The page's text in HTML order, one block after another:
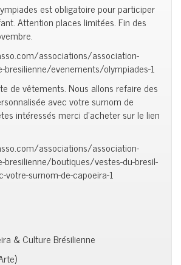
est obligatoire pour participer
Attention places limitées. Fin des
associations/association-
bresilienne/evenements/olympiades-1
de vêtements. Nous allons refaire des
avec votre surnom de
intéressés merci d’acheter sur le lien
associations/association-
bresilienne/boutiques/vestes-du-bresil-
votre-surnom-de-capoeira-1
& Culture Brésilienne